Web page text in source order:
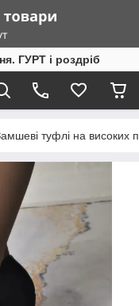
ГУРТ і роздріб
туфлі на високих